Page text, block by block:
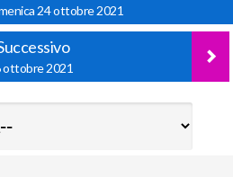
24 ottobre 2021
ottobre 2021